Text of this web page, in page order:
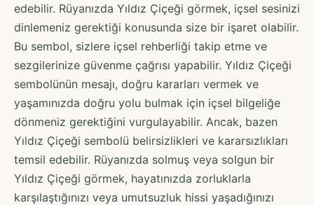
edebilir. Rüyanızda Yıldız Çiçeği görmek, içsel sesinizi
dinlemeniz gerektiği konusunda size bir işaret olabilir.
Bu sembol, sizlere içsel rehberliği takip etme ve
sezgilerinize güvenme çağrısı yapabilir. Yıldız Çiçeği
sembolünün mesajı, doğru kararları vermek ve
yaşamınızda doğru yolu bulmak için içsel bilgeliğe
dönmeniz gerektiğini vurgulayabilir. Ancak, bazen
Yıldız Çiçeği sembolü belirsizlikleri ve kararsızlıkları
temsil edebilir. Rüyanızda solmuş veya solgun bir
Yıldız Çiçeği görmek, hayatınızda zorluklarla
karşılaştığınızı veya umutsuzluk hissi yaşadığınızı